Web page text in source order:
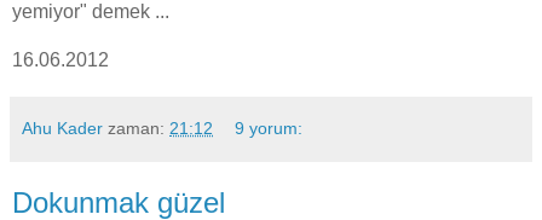
yemiyor" demek ...
16.06.2012
Ahu Kader zaman: 21:12 9 yorum:
Dokunmak güzel